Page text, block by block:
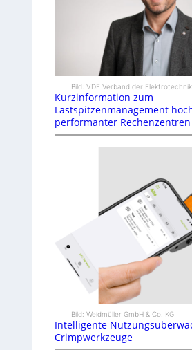
Bild: VDE Verband der Elektrotechnik
Kurzinformation zum
Lastspitzenmanagement
performanter Rechenzentren
Bild: Weidmüller GmbH & Co. KG
Intelligente
Crimpwerkzeuge